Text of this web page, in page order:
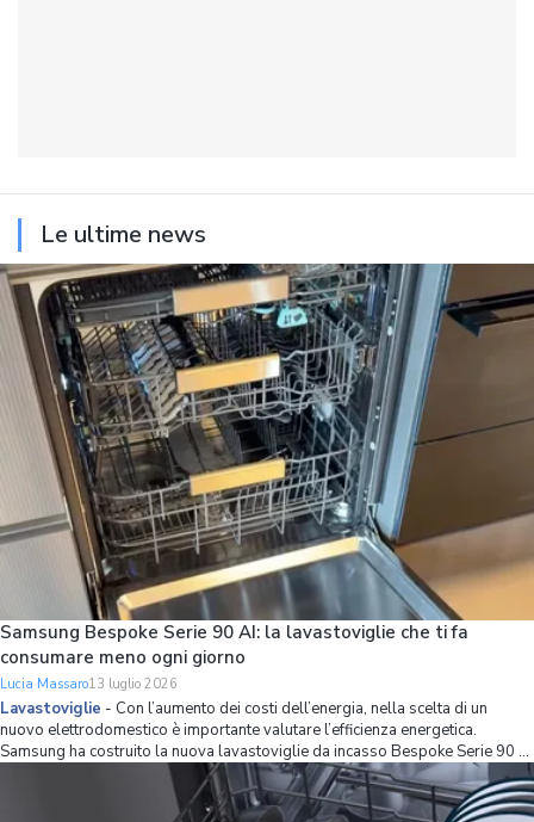
Le ultime news
Samsung Bespoke Serie 90 AI: la lavastoviglie che ti fa
consumare meno ogni giorno
Lucia Massaro13 luglio 2026
Lavastoviglie - Con l’aumento dei costi dell’energia, nella scelta di un
nuovo elettrodomestico è importante valutare l’efficienza energetica.
Samsung ha costruito la nuova lavastoviglie da incasso Bespoke Serie 90 AI
partendo proprio da questo principio, combinando una classe energetica A